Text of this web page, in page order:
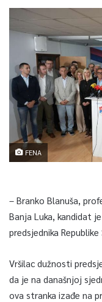
FENA
– Branko Blanuša,
Banja Luka, kandidat
predsjednika
Vršilac dužnosti
da je na današnjoj
ova stranka izađe na